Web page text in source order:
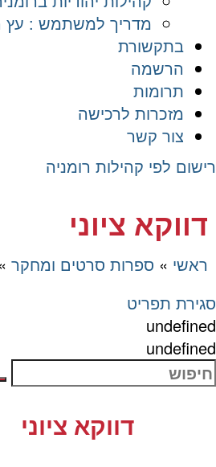
מדריך למשתמש : עץ
בתקשורת
הרשמה
תרומות
מזכרות לרכישה
צור קשר
רישום לפי קהילות רומניה
דווקא ציוני
ראשי » ספרות סרטים ומחקר »
סגירת תפריט
undefined
undefined
דווקא ציוני